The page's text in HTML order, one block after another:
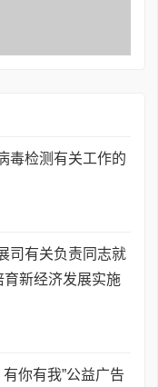
毒检测有关工作的
司有关负责同志就
育新经济发展实施
你有我”公益广告